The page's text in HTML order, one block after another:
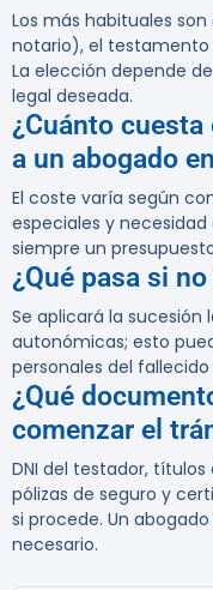
Los más habituales
notario), el
La elección depende
legal deseada.
¿Cuánto
a un abogado
El coste varía según
especiales y
siempre un
¿Qué pasa si
Se aplicará la sucesión
autonómicas; esto
personales del
¿Qué
comenzar el
DNI del testador,
pólizas de seguro y
si procede. Un
necesario.